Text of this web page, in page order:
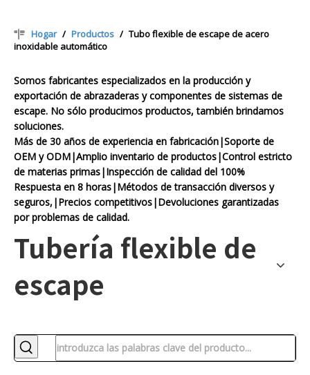
Hogar / Productos / Tubo flexible de escape de acero
inoxidable automático
Somos fabricantes especializados en la producción y
exportación de abrazaderas y componentes de sistemas de
escape. No sólo producimos productos, también brindamos
soluciones.
Más de 30 años de experiencia en fabricación|Soporte de
OEM y ODM|Amplio inventario de productos|Control estricto
de materias primas|Inspección de calidad del 100%
Respuesta en 8 horas|Métodos de transacción diversos y
seguros,|Precios competitivos|Devoluciones garantizadas
por problemas de calidad.
Tubería flexible de
escape